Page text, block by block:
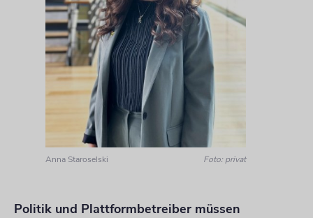
Anna Staroselski Foto: privat
Politik und Plattformbetreiber müssen